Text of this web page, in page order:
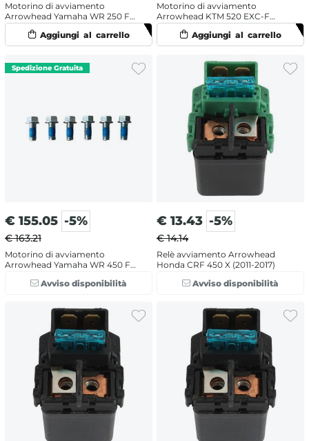
Motorino di avviamento
Arrowhead Yamaha WR 250 F
(2003-2013)
Motorino di avviamento
Arrowhead KTM 520 EXC-F
(2000-2002)
€ 155.05 -5%
€ 163.21
Motorino di avviamento
Arrowhead Yamaha WR 450 F
Avviso disponibilità
€ 13.43 -5%
€ 14.14
Relè avviamento Arrowhead
Honda CRF 450 X (2011-2017)
Avviso disponibilità